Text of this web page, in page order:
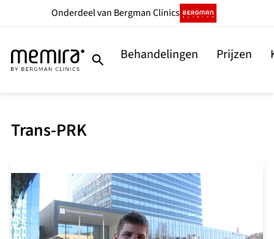
Onderdeelvan Bergman Clinics
Behandelingen Prijzen
Trans-PRK